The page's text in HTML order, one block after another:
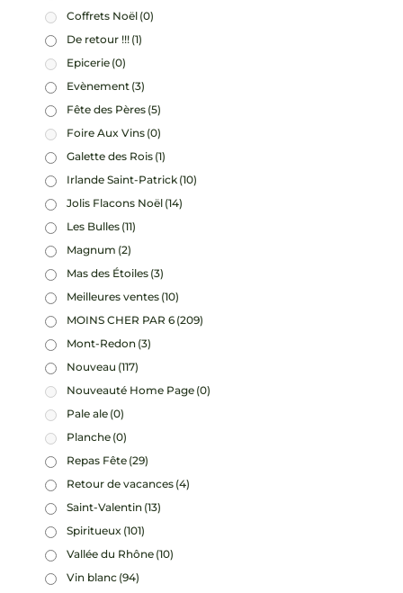
Coffrets Noël (0)
De retour !!! (1)
Epicerie (0)
Evènement (3)
Fête des Pères (5)
Foire Aux Vins (0)
Galette des Rois (1)
Irlande Saint-Patrick (10)
Jolis Flacons Noël (14)
Les Bulles (11)
Magnum (2)
Mas des Étoiles (3)
Meilleures ventes (10)
MOINS CHER PAR 6 (209)
Mont-Redon (3)
Nouveau (117)
Nouveauté Home Page (0)
Pale ale (0)
Planche (0)
Repas Fête (29)
Retour de vacances (4)
Saint-Valentin (13)
Spiritueux (101)
Vallée du Rhône (10)
Vin blanc (94)